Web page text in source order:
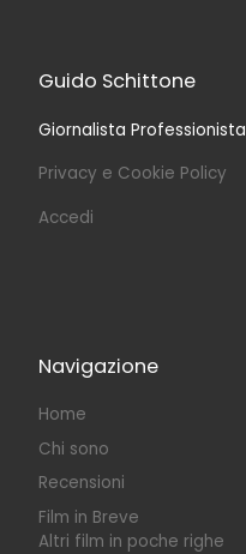
Guido Schittone
Giornalista Professionista
Privacy e Cookie Policy
Accedi
Navigazione
Home
Chi sono
Recensioni
Film in Breve
Altri film in poche righe